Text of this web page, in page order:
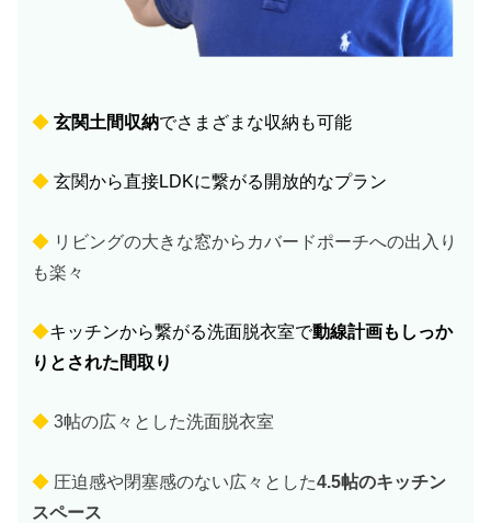
◆ 玄関土間収納でさまざまな収納も可能
◆ 玄関から直接LDKに繋がる開放的なプラン
◆リビングの大きな窓からカバードポーチへの出入り
も楽々
◆キッチンから繋がる洗面脱衣室で動線計画もしっか
りとされた間取り
◆3帖の広々とした洗面脱衣室
◆圧迫感や閉塞感のない広々とした4.5帖のキッチン
スペース